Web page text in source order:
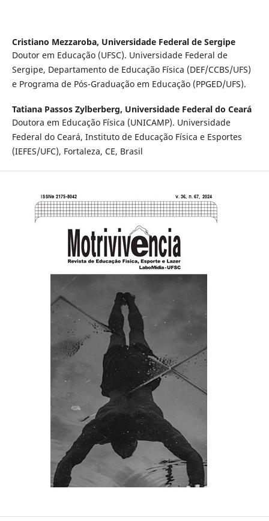
Cristiano Mezzaroba, Universidade Federal de Sergipe
Doutor em Educação (UFSC). Universidade Federal de
Sergipe, Departamento de Educação Física (DEF/CCBS/UFS)
e Programa de Pós-Graduação em Educação (PPGED/UFS).
Tatiana Passos Zylberberg, Universidade Federal do Ceará
Doutora em Educação Física (UNICAMP). Universidade
Federal do Ceará, Instituto de Educação Física e Esportes
(IEFES/UFC), Fortaleza, CE, Brasil